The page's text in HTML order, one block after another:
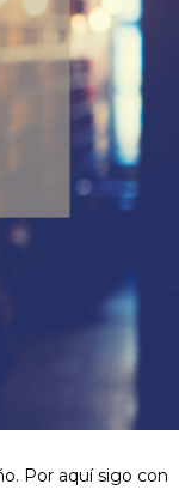
Por aquí sigo con